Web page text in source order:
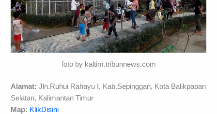
foto by kaltim.tribunnews.com
Alamat: Jln.Ruhui Rahayu I, Kab.Sepinggan, Kota Balikpapan
Selatan, Kalimantan Timur
Map: KlikDisini